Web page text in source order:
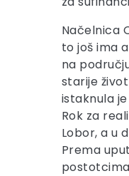
Načelnica
to još ima
na
starije
istaknula
Rok za
Lobor, a u
Prema